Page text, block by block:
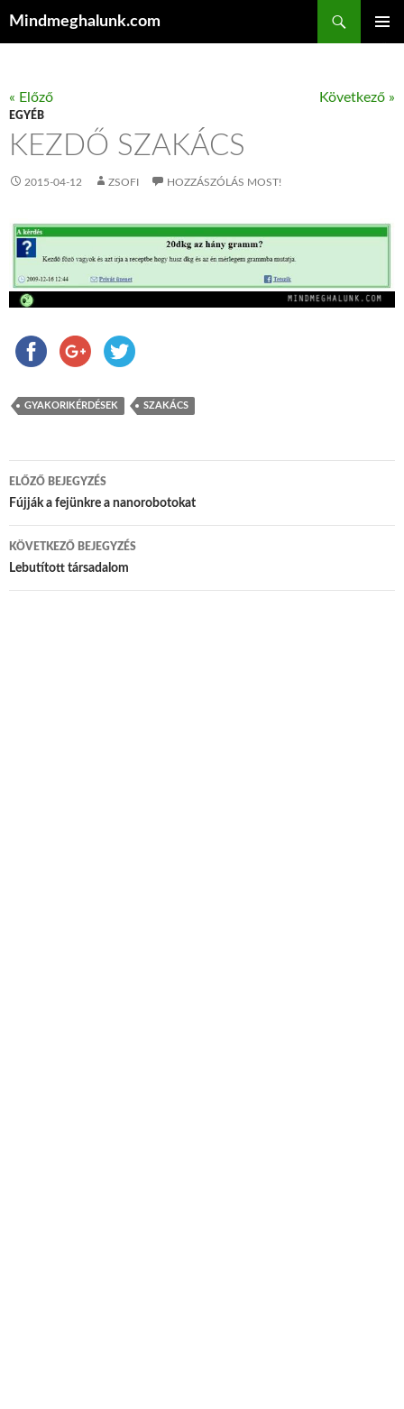
Mindmeghalunk.com
« Előző Következő »
EGYÉB
KEZDŐ SZAKÁCS
2015-04-12 ZSOFI HOZZÁSZÓLÁS MOST!
GYAKORIKÉRDÉSEK SZAKÁCS
Bejegyzés navigáció
ELŐZŐ BEJEGYZÉS
Fújják a fejünkre a nanorobotokat
KÖVETKEZŐ BEJEGYZÉS
Lebutított társadalom